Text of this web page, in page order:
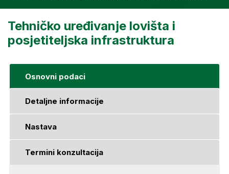
Tehničko uređivanje lovišta i
posjetiteljska infrastruktura
Osnovni podaci
Detaljne informacije
Nastava
Termini konzultacija